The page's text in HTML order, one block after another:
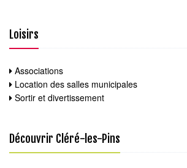
Loisirs
Associations
Location des salles municipales
Sortir et divertissement
Découvrir Cléré-les-Pins